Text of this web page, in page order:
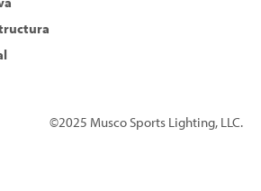
©2025 Musco Sports Lighting, LLC.